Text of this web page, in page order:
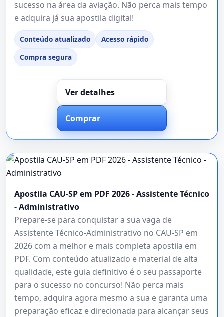
sucesso na área da aviação. Não perca mais tempo
e adquira já sua apostila digital!
Conteúdo atualizado
Acesso rápido
Compra segura
Ver detalhes
Comprar
Apostila CAU-SP em PDF 2026 - Assistente Técnico
- Administrativo
Prepare-se para conquistar a sua vaga de
Assistente Técnico-Administrativo no CAU-SP em
2026 com a melhor e mais completa apostila em
PDF. Com conteúdo atualizado e material de alta
qualidade, este guia definitivo é o seu passaporte
para o sucesso no concurso! Não perca mais
tempo, adquira agora mesmo a sua e garanta uma
preparação eficaz e direcionada para alcançar seus